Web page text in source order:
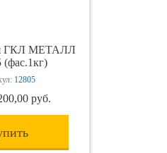
ГКЛ МЕТАЛЛ
(фас.1кг)
12805
руб.